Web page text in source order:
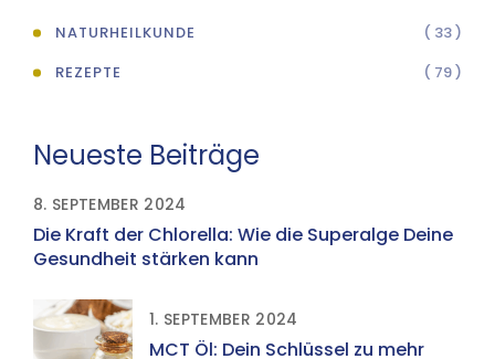
NATURHEILKUNDE
( 33 )
REZEPTE
( 79 )
Neueste Beiträge
Die Kraft der Chlorella: Wie die Superalge Deine
Gesundheit stärken kann
8. SEPTEMBER 2024
MCT Öl: Dein Schlüssel zu mehr
1. SEPTEMBER 2024